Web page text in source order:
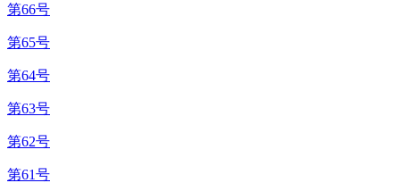
第66号
第65号
第64号
第63号
第62号
第61号